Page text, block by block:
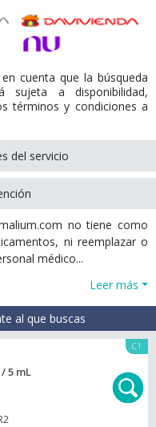
cuenta que la búsqueda
sujeta a disponibilidad,
términos y condiciones a
del servicio
no tiene como
ni reemplazar o
médico...
Leer más
al que buscas
C1
5 mL